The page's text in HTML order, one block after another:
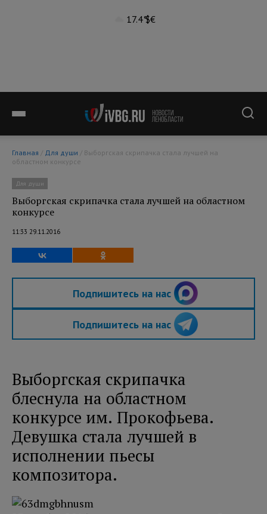
17.4°$€
Главная / Для души
областном конкурсе
Для души
Выборгская скрипачка стала лучшей на областном
конкурсе
11:33 29.11.2016
Подпишитесь на нас
Подпишитесь на нас
Выборгская скрипачка
блеснула на областном
конкурсе им. Прокофьева.
Девушка стала лучшей в
исполнении пьесы
композитора.